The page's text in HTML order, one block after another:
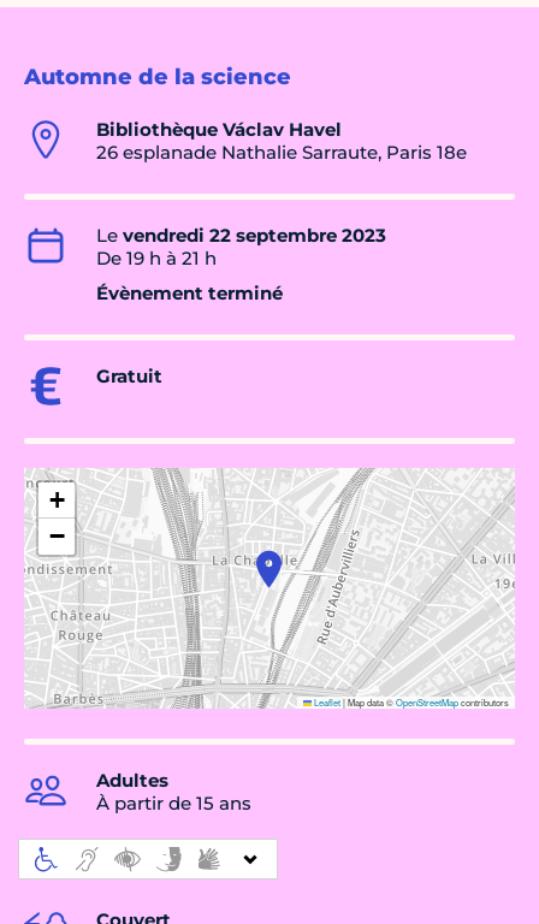
Automne de la science
Bibliothèque Václav Havel
26 esplanade Nathalie Sarraute, Paris 18e
Le vendredi 22 septembre 2023
De 19 h à 21 h
Évènement terminé
Gratuit
+
−
Leaflet|Map data ©OpenStreetMapcontributors
Adultes
À partir de 15 ans